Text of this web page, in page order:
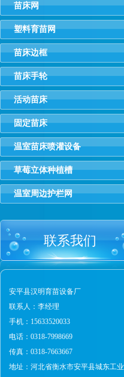
苗床网
塑料育苗网
苗床边框
苗床手轮
活动苗床
固定苗床
温室苗床喷灌设备
草莓立体种植槽
温室周边护栏网
联系我们
安平县汉明育苗设备厂
联系人：李经理
手机：15633520033
电话：0318-7998669
传真：0318-7663667
地址：河北省衡水市安平县城东工业